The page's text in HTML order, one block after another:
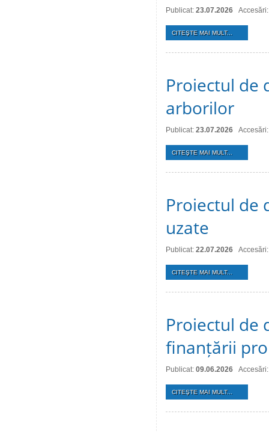
Publicat: 23.07.2026
CITEŞTE MAI MULT...
Proiectul de
arborilor
Publicat: 23.07.2026
CITEŞTE MAI MULT...
Proiectul de
uzate
Publicat: 22.07.2026
CITEŞTE MAI MULT...
Proiectul de
finanțării
Publicat: 09.06.2026
CITEŞTE MAI MULT...